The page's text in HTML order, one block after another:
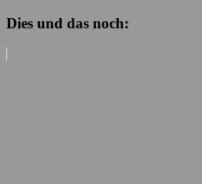
Dies und das noch: